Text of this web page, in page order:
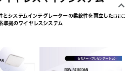
とシステムインテグレーターの柔軟性を両立したDEC
準拠のワイヤレスシステム